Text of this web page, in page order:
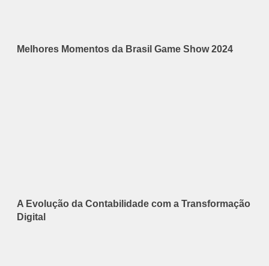
Melhores Momentos da Brasil Game Show 2024
A Evolução da Contabilidade com a Transformação
Digital